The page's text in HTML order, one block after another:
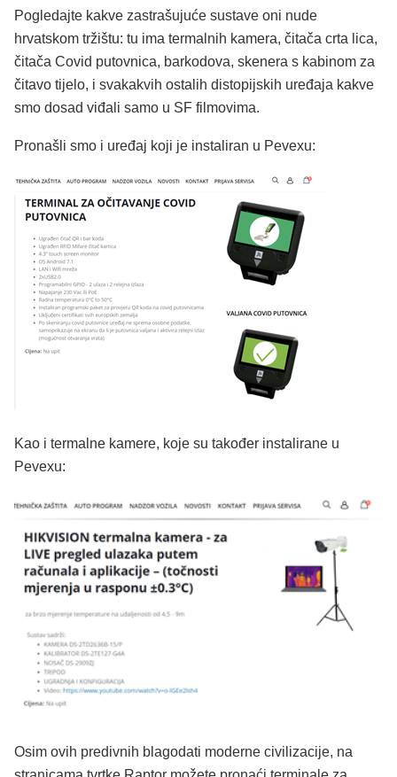
Pogledajte kakve zastrašujuće sustave oni nude
hrvatskom tržištu: tu ima termalnih kamera, čitača crta lica,
čitača Covid putovnica, barkodova, skenera s kabinom za
čitavo tijelo, i svakakvih ostalih distopijskih uređaja kakve
smo dosad viđali samo u SF filmovima.
Pronašli smo i uređaj koji je instaliran u Pevexu:
Kao i termalne kamere, koje su također instalirane u
Pevexu:
Osim ovih predivnih blagodati moderne civilizacije, na